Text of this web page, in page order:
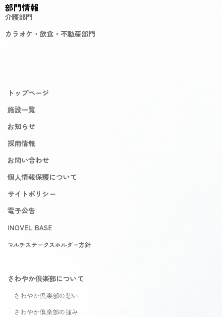
部門情報
介護部門
カラオケ・飲食・不動産部門
トップページ
施設一覧
お知らせ
採用情報
お問い合わせ
個人情報保護について
サイトポリシー
電子公告
INOVEL BASE
マルチステークスホルダー方針
さわやか倶楽部について
さわやか倶楽部の想い
さわやか倶楽部の強み